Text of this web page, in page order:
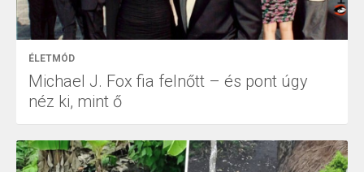
ÉLETMÓD
Michael J. Fox fia felnőtt – és pont úgy
néz ki, mint ő